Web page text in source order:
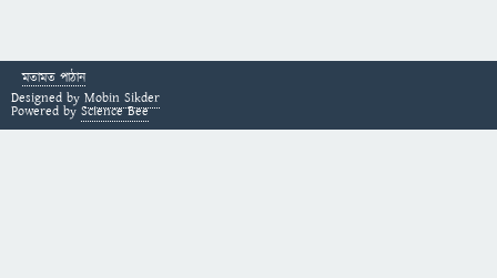
মতামত পাঠান
Designed by Mobin Sikder
Powered by Science Bee